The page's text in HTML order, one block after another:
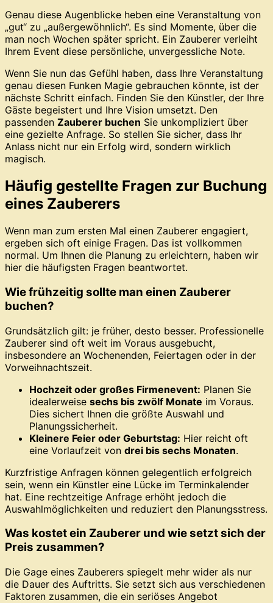
Genau diese Augenblicke heben eine Veranstaltung von
„gut“ zu „außergewöhnlich“. Es sind Momente, über die
man noch Wochen später spricht. Ein Zauberer verleiht
Ihrem Event diese persönliche, unvergessliche Note.
Wenn Sie nun das Gefühl haben, dass Ihre Veranstaltung
genau diesen Funken Magie gebrauchen könnte, ist der
nächste Schritt einfach. Finden Sie den Künstler, der Ihre
Gäste begeistert und Ihre Vision umsetzt. Den
passenden Zauberer buchen Sie unkompliziert über
eine gezielte Anfrage. So stellen Sie sicher, dass Ihr
Anlass nicht nur ein Erfolg wird, sondern wirklich
magisch.
Häufig gestellte Fragen zur Buchung
eines Zauberers
Wenn man zum ersten Mal einen Zauberer engagiert,
ergeben sich oft einige Fragen. Das ist vollkommen
normal. Um Ihnen die Planung zu erleichtern, haben wir
hier die häufigsten Fragen beantwortet.
Wie frühzeitig sollte man einen Zauberer
buchen?
Grundsätzlich gilt: je früher, desto besser. Professionelle
Zauberer sind oft weit im Voraus ausgebucht,
insbesondere an Wochenenden, Feiertagen oder in der
Vorweihnachtszeit.
Hochzeit oder großes Firmenevent: Planen Sie
idealerweise sechs bis zwölf Monate im Voraus.
Dies sichert Ihnen die größte Auswahl und
Planungssicherheit.
Kleinere Feier oder Geburtstag: Hier reicht oft
eine Vorlaufzeit von drei bis sechs Monaten.
Kurzfristige Anfragen können gelegentlich erfolgreich
sein, wenn ein Künstler eine Lücke im Terminkalender
hat. Eine rechtzeitige Anfrage erhöht jedoch die
Auswahlmöglichkeiten und reduziert den Planungsstress.
Was kostet ein Zauberer und wie setzt sich der
Preis zusammen?
Die Gage eines Zauberers spiegelt mehr wider als nur
die Dauer des Auftritts. Sie setzt sich aus verschiedenen
Faktoren zusammen, die ein seriöses Angebot